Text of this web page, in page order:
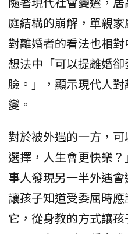
庭結構的崩解，單親
對離婚者的看法也相
想法中「可以提離婚
臉。」，顯示現代人
變。
對於被外遇的一方，
選擇，人生會更快樂
事人發現另一半外遇
讓孩子知道受委屈時
它，從身教的方式讓